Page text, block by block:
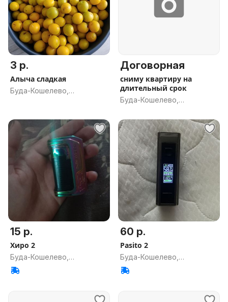
3 р.
Алыча сладкая
Буда-Кошелево,
Договорная
сниму квартиру на
длительный срок
Буда-Кошелево,
15 р.
Хиро 2
Буда-Кошелево,
Гомельская обл.
60 р.
Pasito 2
Буда-Кошелево,
Гомельская обл.